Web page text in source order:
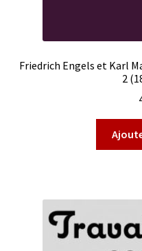
Friedrich Engels et Karl
2